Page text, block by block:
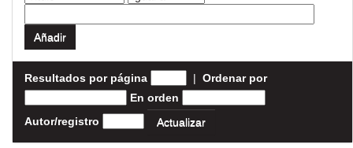
Resultados por página | Ordenar por
En orden
Autor/registro